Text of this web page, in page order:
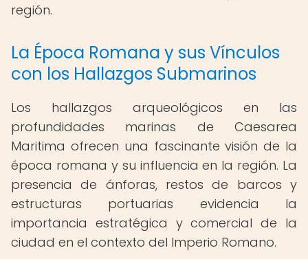
región.
La Época Romana y sus Vínculos
con los Hallazgos Submarinos
Los hallazgos arqueológicos en las
profundidades marinas de Caesarea
Maritima ofrecen una fascinante visión de la
época romana y su influencia en la región. La
presencia de ánforas, restos de barcos y
estructuras portuarias evidencia la
importancia estratégica y comercial de la
ciudad en el contexto del Imperio Romano.